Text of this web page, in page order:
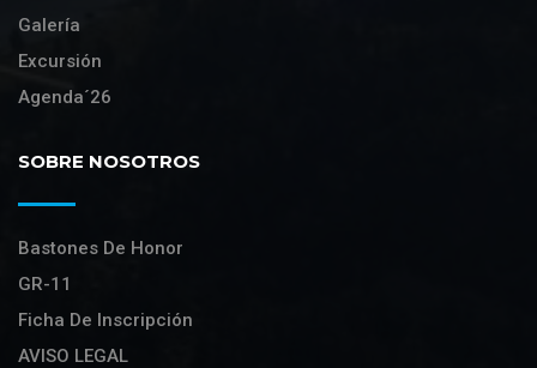
Galería
Excursión
Agenda´26
SOBRE NOSOTROS
Bastones De Honor
GR-11
Ficha De Inscripción
AVISO LEGAL